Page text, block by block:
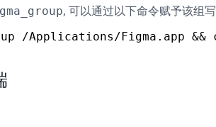
, 可以通过以下命令赋予该组